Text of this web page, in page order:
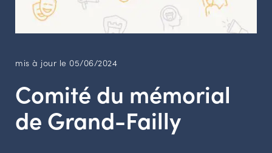
LES ACTIONS PHARES
CONTACT
Agenda
Annuaire
Ressources
mis à jour le 05/06/2024
Comité du mémorial
de Grand-Failly